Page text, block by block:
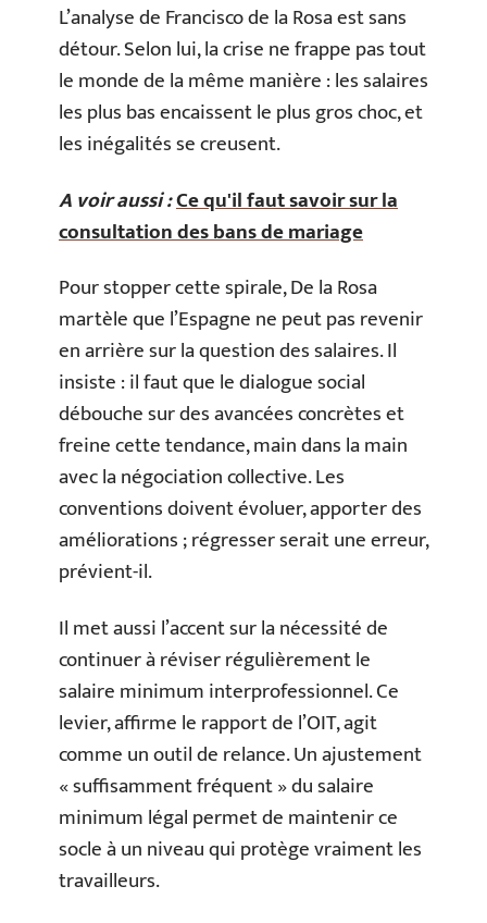
L’analyse de Francisco de la Rosa est sans
détour. Selon lui, la crise ne frappe pas tout
le monde de la même manière : les salaires
les plus bas encaissent le plus gros choc, et
les inégalités se creusent.
A voir aussi :Ce qu'il faut savoir sur la
consultation des bans de mariage
Pour stopper cette spirale, De la Rosa
martèle que l’Espagne ne peut pas revenir
en arrière sur la question des salaires. Il
insiste : il faut que le dialogue social
débouche sur des avancées concrètes et
freine cette tendance, main dans la main
avec la négociation collective. Les
conventions doivent évoluer, apporter des
améliorations ; régresser serait une erreur,
prévient-il.
Il met aussi l’accent sur la nécessité de
continuer à réviser régulièrement le
salaire minimum interprofessionnel. Ce
levier, affirme le rapport de l’OIT, agit
comme un outil de relance. Un ajustement
« suffisamment fréquent » du salaire
minimum légal permet de maintenir ce
socle à un niveau qui protège vraiment les
travailleurs.